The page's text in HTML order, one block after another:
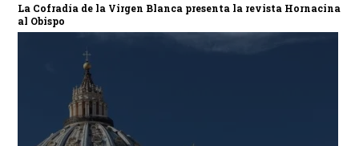
La Cofradía de la Virgen Blanca presenta la revista Hornacina
al Obispo